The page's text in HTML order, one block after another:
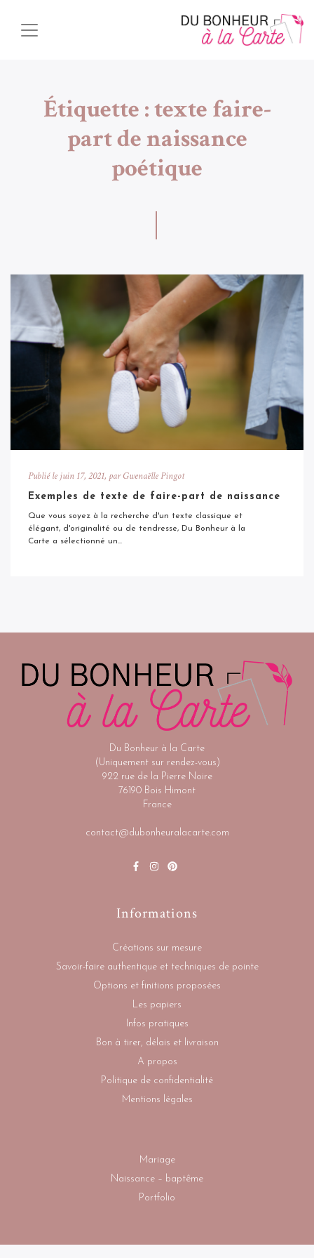
Étiquette :texte faire-
part de naissance
poétique
Publié le juin 17, 2021, par Gwenaëlle Pingot
Exemples de texte de faire-part de naissance
Que vous soyez à la recherche d'un texte classique et
élégant, d'originalité ou de tendresse, Du Bonheur à la
Carte a sélectionné un...
Du Bonheur à la Carte
(Uniquement sur rendez-vous)
922 rue de la Pierre Noire
76190 Bois Himont
France
contact@dubonheuralacarte.com
Informations
Créations sur mesure
Savoir-faire authentique et techniques de pointe
Options et finitions proposées
Les papiers
Infos pratiques
Bon à tirer, délais et livraison
A propos
Politique de confidentialité
Mentions légales
Mariage
Naissance – baptême
Portfolio